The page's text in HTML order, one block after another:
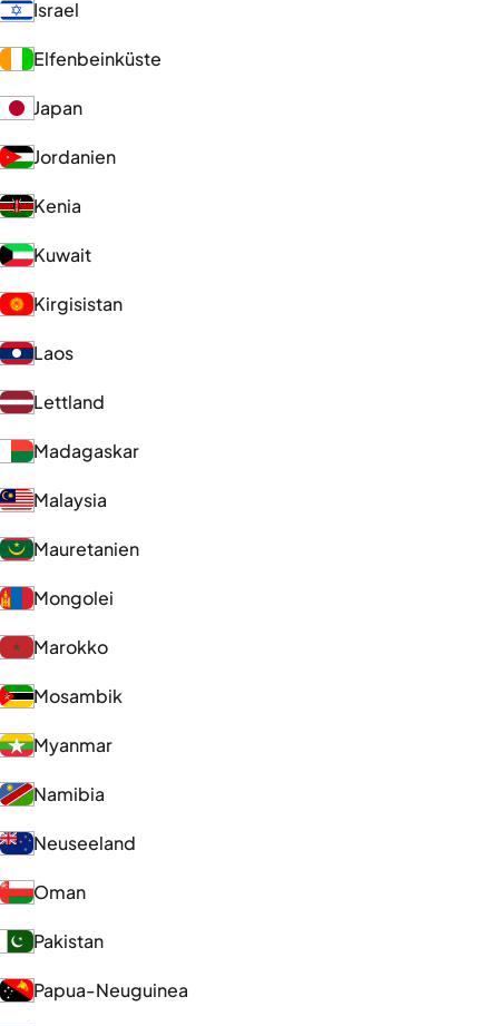
Israel
Elfenbeinküste
Japan
Jordanien
Kenia
Kuwait
Kirgisistan
Laos
Lettland
Madagaskar
Malaysia
Mauretanien
Mongolei
Marokko
Mosambik
Myanmar
Namibia
Neuseeland
Oman
Pakistan
Papua-Neuguinea